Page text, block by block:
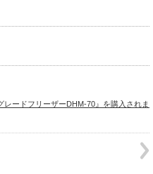
ードフリーザーDHM-70』を購入されま